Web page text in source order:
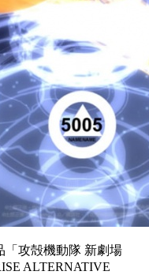
「攻殻機動隊 新劇場
ALTERNATIVE